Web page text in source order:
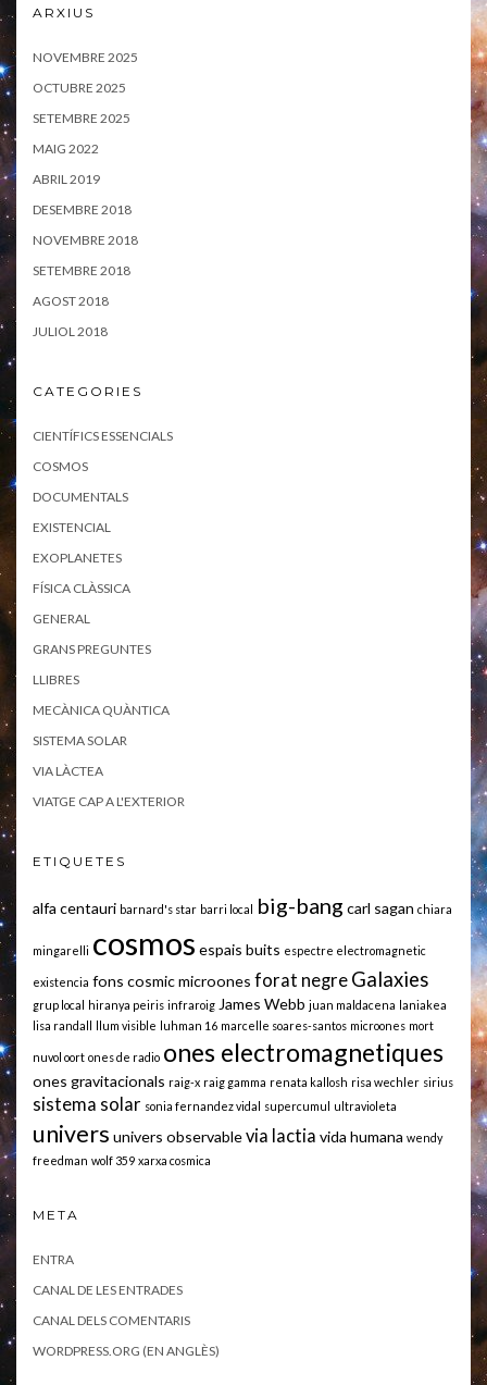
ARXIUS
NOVEMBRE 2025
OCTUBRE 2025
SETEMBRE 2025
MAIG 2022
ABRIL 2019
DESEMBRE 2018
NOVEMBRE 2018
SETEMBRE 2018
AGOST 2018
JULIOL 2018
CATEGORIES
CIENTÍFICS ESSENCIALS
COSMOS
DOCUMENTALS
EXISTENCIAL
EXOPLANETES
FÍSICA CLÀSSICA
GENERAL
GRANS PREGUNTES
LLIBRES
MECÀNICA QUÀNTICA
SISTEMA SOLAR
VIA LÀCTEA
VIATGE CAP A L'EXTERIOR
ETIQUETES
alfa centauri barnard's star barri local big-bang carl sagan chiara
mingarelli cosmos espais buits espectre electromagnetic
existencia fons cosmic microones forat negre Galaxies
grup local hiranya peiris infraroig James Webb juan maldacena laniakea
lisa randall
llum visible luhman 16 marcelle soares-santos microones mort
nuvol oort ones de radio ones electromagnetiques
ones gravitacionals raig-x raig gamma renata kallosh risa wechler sirius
sistema solar sonia fernandez vidal supercumul ultravioleta
univers univers observablevia lactia vida humana wendy
freedman wolf 359 xarxa cosmica
META
ENTRA
CANAL DE LES ENTRADES
CANAL DELS COMENTARIS
WORDPRESS.ORG (EN ANGLÈS)